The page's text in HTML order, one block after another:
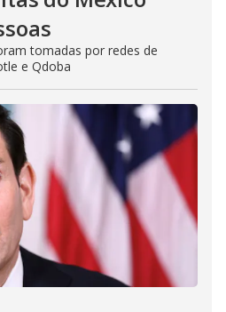
tomadas por redes de
e Qdoba